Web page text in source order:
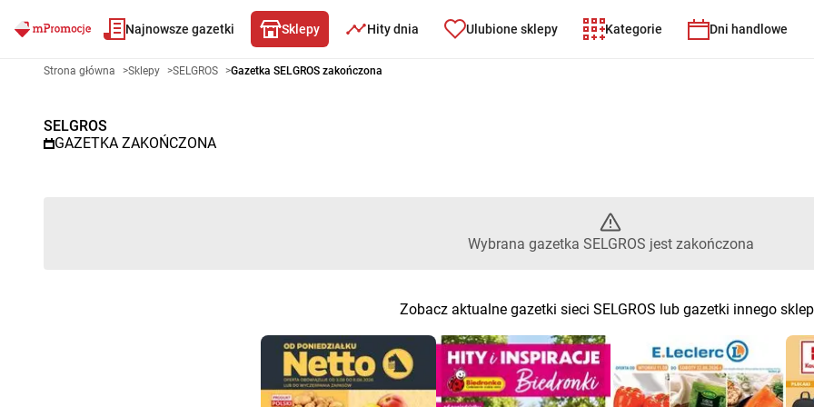
Najnowsze gazetki Sklepy Hity dnia Ulubione sklepy Kategorie Dni handlowe
Gazetka promocyjna SELGROS – Wybrana gazetka SELGROS
Strona główna >Sklepy >SELGROS >Gazetka SELGROS zakończona
SELGROS
GAZETKA ZAKOŃCZONA
Wybrana gazetka SELGROS jest zakończona
Zobacz aktualne gazetki sieci SELGROS lub gazetki innego